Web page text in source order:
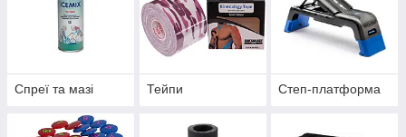
Спреї та мазі Тейпи Степ-платформа